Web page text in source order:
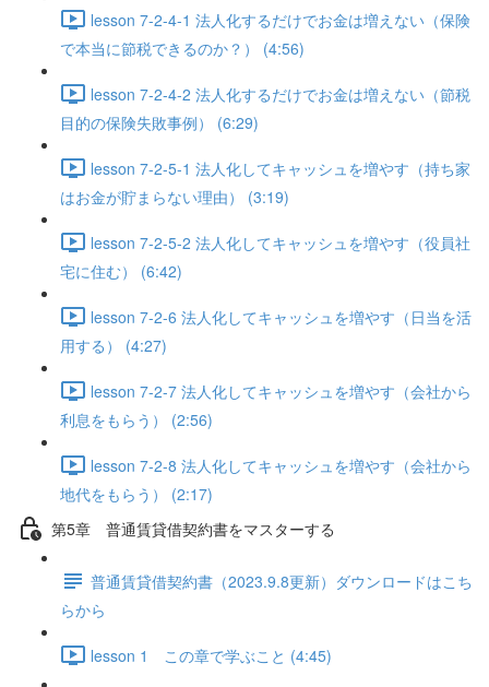
lesson 7-2-4-1 法人化するだけでお金は増えない（保険
で本当に節税できるのか？） (4:56)
lesson 7-2-4-2 法人化するだけでお金は増えない（節税
目的の保険失敗事例） (6:29)
lesson 7-2-5-1 法人化してキャッシュを増やす（持ち家
はお金が貯まらない理由） (3:19)
lesson 7-2-5-2 法人化してキャッシュを増やす（役員社
宅に住む） (6:42)
lesson 7-2-6 法人化してキャッシュを増やす（日当を活
用する） (4:27)
lesson 7-2-7 法人化してキャッシュを増やす（会社から
利息をもらう） (2:56)
lesson 7-2-8 法人化してキャッシュを増やす（会社から
地代をもらう） (2:17)
第5章 普通賃貸借契約書をマスターする
普通賃貸借契約書（2023.9.8更新）ダウンロードはこち
らから
lesson 1 この章で学ぶこと (4:45)